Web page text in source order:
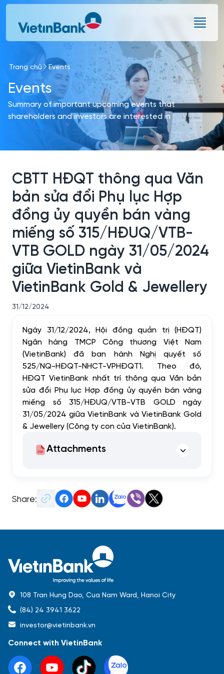
Skip to Main Content
Trang chủ Events
Events
Summary of important upcoming events that
shareholders and investors are interested in
CBTT HĐQT thông qua Văn
bản sửa đổi Phụ lục Hợp
đồng ủy quyền bán vàng
miếng số 315/HĐUQ/VTB-
VTB GOLD ngày 31/05/2024
giữa VietinBank và
VietinBank Gold & Jewellery
31/12/2024
Ngày 31/12/2024, Hội đồng quản trị (HĐQT)
Ngân hàng TMCP Công thương Việt Nam
(VietinBank) đã ban hành Nghị quyết số
525/NQ-HĐQT-NHCT-VPHĐQT1. Theo đó,
HĐQT VietinBank nhất trí thông qua Văn bản
sửa đổi Phụ lục Hợp đồng ủy quyền bán vàng
miếng số 315/HĐUQ/VTB-VTB GOLD ngày
31/05/2024 giữa VietinBank và VietinBank Gold
& Jewellery (Công ty con của VietinBank).
Attachments
Share:
108 Tran Hung Dao, Cua Nam Ward, Hanoi City
(84) 24 3941 3622
investor@vietinbank.vn
Connect with VietinBank